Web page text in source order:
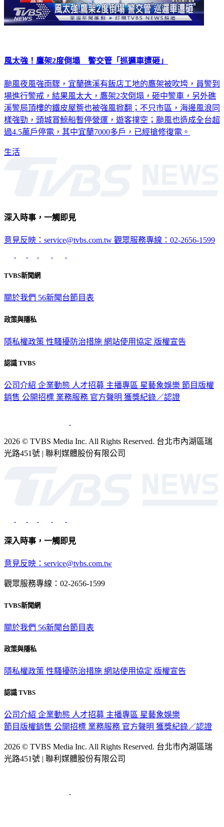
風太強！鷹架2度倒塌 警交管「巡邏車遭砸」
颱風夜風強雨驟，宜蘭礁溪有飯店工地的鷹架被吹垮，員警到
場進行警戒，結果風太大，鷹架2次倒塌，砸中警車，另外礁
溪警局頂樓的鐵皮屋簷也被強風掀翻；不只市區，海邊風浪同
樣強勁，頭城賞鯨船暫停營運，遊客撲空；颱風也造成全台超
過4.5萬戶停電，其中宜蘭7000多戶，已經搶修復電。
生活
深入時事，一觸即見
意見反映：service@tvbs.com.tw 觀眾服務專線：02-2656-1599
TVBS新聞網
關於我們 56新聞台節目表
政策與隱私
隱私權政策 性騷擾防治措施 網站使用協定 版權宣告
認識 TVBS
公司介紹 企業動態 人才招募 主播專區 星藝象娛樂 節目版權
銷售 公開招標 業務服務 官方聲明 獲獎紀錄／認證
2026 © TVBS Media Inc. All Rights Reserved. 台北市內湖區瑞
光路451號 | 聯利媒體股份有限公司
深入時事，一觸即見
意見反映：service@tvbs.com.tw
觀眾服務專線：02-2656-1599
TVBS新聞網
關於我們 56新聞台節目表
政策與隱私
隱私權政策 性騷擾防治措施 網站使用協定 版權宣告
認識 TVBS
公司介紹 企業動態 人才招募 主播專區 星藝象娛樂
節目版權銷售 公開招標 業務服務 官方聲明 獲獎紀錄／認證
2026 © TVBS Media Inc. All Rights Reserved. 台北市內湖區瑞
光路451號 | 聯利媒體股份有限公司